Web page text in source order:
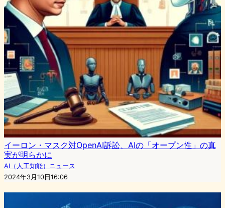
イーロン・マスク対OpenAI訴訟、AIの「オープン性」の真
実が明らかに
AI（人工知能）ニュース
2024年3月10日16:06